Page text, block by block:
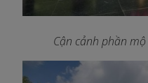
Cận cảnh phần